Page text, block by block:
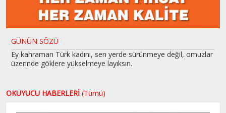
GÜNÜN SÖZÜ
Ey kahraman Türk kadını, sen yerde sürünmeye değil, omuzlar
üzerinde göklere yükselmeye layıksın.
OKUYUCU HABERLERİ (Tümü)